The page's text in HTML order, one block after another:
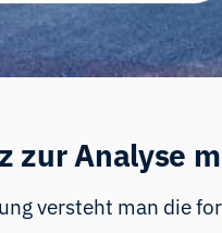
Analyse
versteht man die